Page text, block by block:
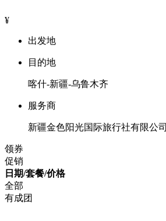
¥
出发地
目的地
喀什-新疆-乌鲁木齐
服务商
新疆金色阳光国际旅行社有限公司
领券
促销
日期/套餐/价格
全部
有成团